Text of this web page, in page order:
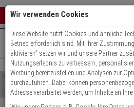
Warenkorb schließen
0 ARTIKEL IM
Ihr
Ergebnisse ()
Shop
durchsuchen
Bitte
Es
+49 (0)821 899 493-0Mo. - Do.: 8:00 -
Kontaktservice
Wir verwenden Cookies
Diese Website nutzt Cookies und ähnliche
Betrieb erforderlich sind. Mit Ihrer
aktivieren“ setzen wir und unsere Partner
Nutzungserlebnis zu verbessern,
Werbung bereitzustellen und Analysen zur
durchzuführen. Dabei können
Adresse verarbeitet werden, um Inhalte an